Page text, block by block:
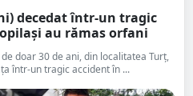
decedat într-un tragic
au rămas orfani
doar 30 de ani, din localitatea Turț,
într-un tragic accident în ...